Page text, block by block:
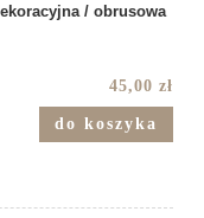
/ obrusowa
45,00 zł
do koszyka